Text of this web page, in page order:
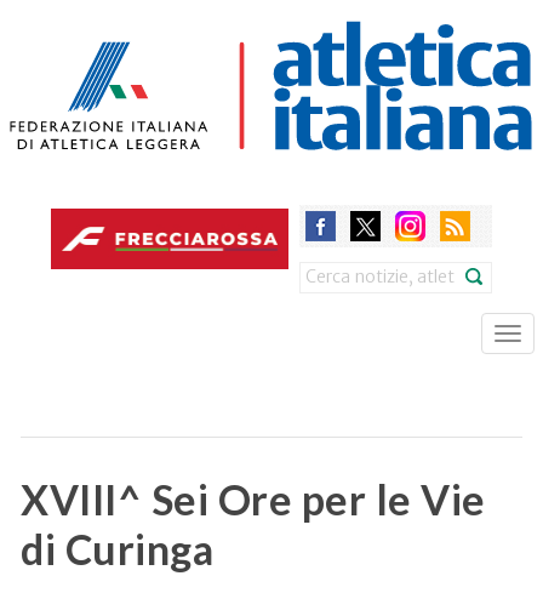
Search
XVIII^ Sei Ore per le Vie
di Curinga